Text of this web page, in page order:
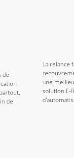
de
de
La relance
une
solution E-